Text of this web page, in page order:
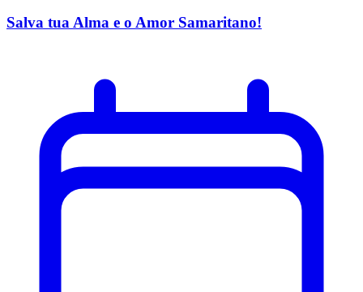
Salva tua Alma e o Amor Samaritano!